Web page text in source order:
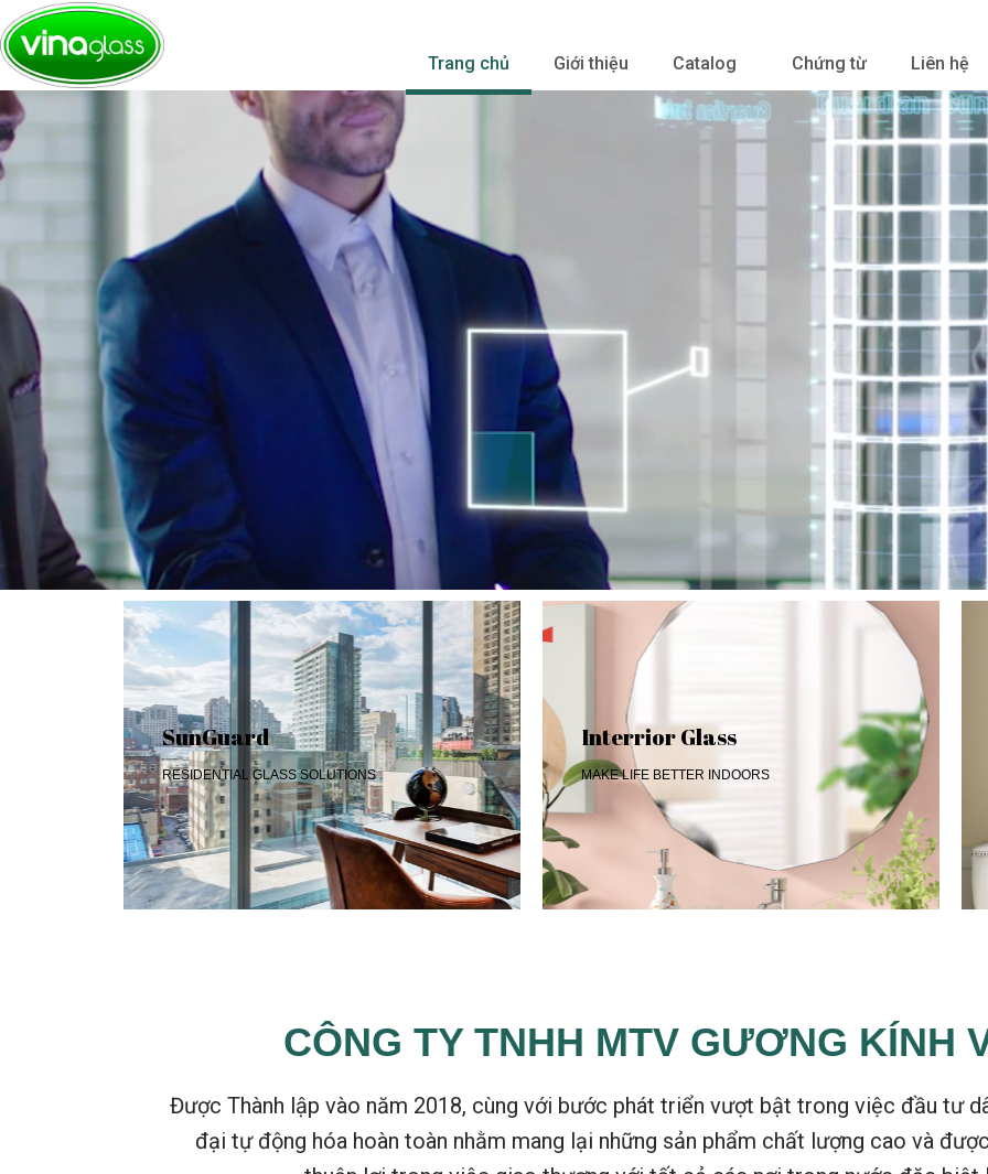
Trang chủ Giới thiệu Catalog Chứng từ Liên hệ
SunGuard
RESIDENTIAL GLASS SOLUTIONS
Interrior Glass
MAKE LIFE BETTER INDOORS
CÔNG TY TNHH MTV GƯƠNG KÍNH
Được Thành lập vào năm 2018, cùng với bước phát triển vượt bật trong việc đầu tư
đại tự động hóa hoàn toàn nhằm mang lại những sản phẩm chất lượng cao và